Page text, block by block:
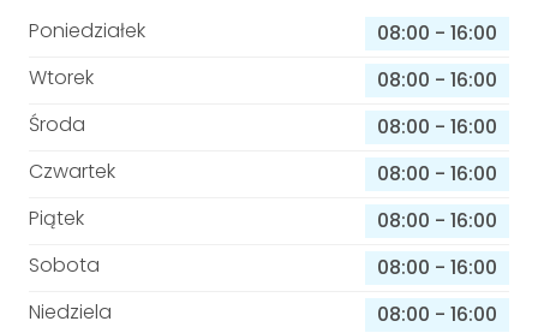
Poniedziałek 08:00 - 16:00
Wtorek
08:00 - 16:00
Środa
08:00 - 16:00
Czwartek
08:00 - 16:00
Piątek
08:00 - 16:00
Sobota
08:00 - 16:00
Niedziela
08:00 - 16:00